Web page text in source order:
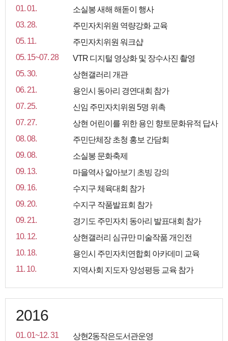
01. 01.
소실봉 새해 해돋이 행사
03. 28.
주민자치위원 역량강화 교육
05. 11.
주민자치위원 워크샵
05. 15~07. 28
VTR 디지털 영상화 및 장수사진 촬영
05. 30.
상현갤러리 개관
06. 21.
용인시 동아리 경연대회 참가
07. 25.
신임 주민자치위원 5명 위촉
07. 27.
상현 어린이를 위한 용인 향토문화유적 답사
08. 08.
주민단체장 초청 홍보 간담회
09. 08.
소실봉 문화축제
09. 13.
마을역사 알아보기 초빙 강의
09. 16.
수지구 체육대회 참가
09. 20.
수지구 작품발표회 참가
09. 21.
경기도 주민자치 동아리 발표대회 참가
10. 12.
상현갤러리 심규만 미술작품 개인전
10. 18.
용인시 주민자치연합회 아카데미 교육
11. 10.
지역사회 지도자 양성평등 교육 참가
2016
01. 01~12. 31
상현2동작은도서관운영